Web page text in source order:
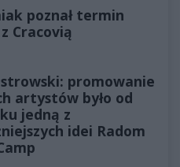
poznał termin
Cracovią
promowanie
artystów było od
jedną z
idei Radom